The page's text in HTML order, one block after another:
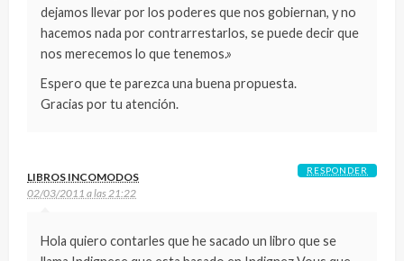
dejamos llevar por los poderes que nos gobiernan, y no
hacemos nada por contrarrestarlos, se puede decir que
nos merecemos lo que tenemos.»
Espero que te parezca una buena propuesta.
Gracias por tu atención.
LIBROS INCOMODOS
02/03/2011 a las 21:22
Hola quiero contarles que he sacado un libro que se
RESPONDER